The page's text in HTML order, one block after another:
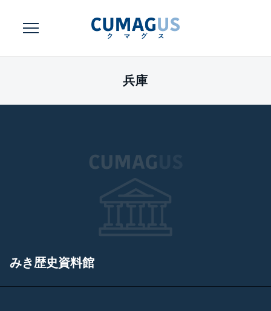
兵庫
みき歴史資料館